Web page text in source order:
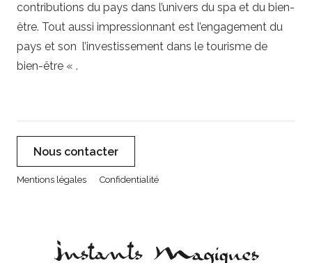
contributions du pays dans l’univers du spa et du bien-
être. Tout aussi impressionnant est l’engagement du
pays et son l’investissement dans le tourisme de
bien-être « .
Nous contacter
Mentions légales Confidentialité